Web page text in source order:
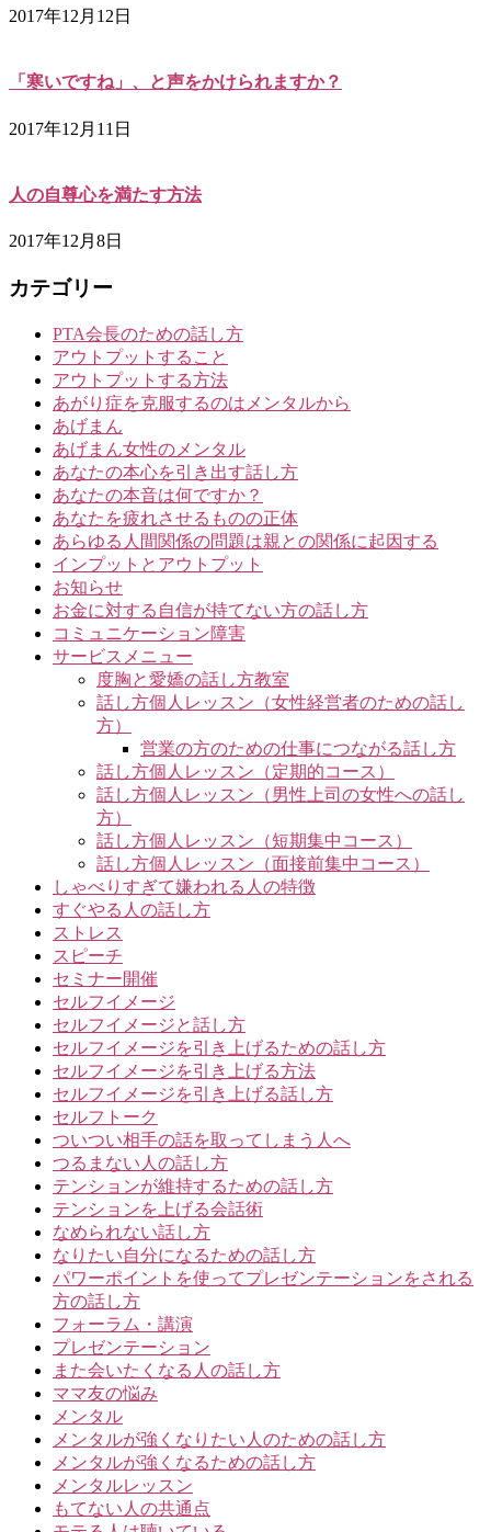
2017年12月12日
「寒いですね」、と声をかけられますか？
2017年12月11日
人の自尊心を満たす方法
2017年12月8日
カテゴリー
PTA会長のための話し方
アウトプットすること
アウトプットする方法
あがり症を克服するのはメンタルから
あげまん
あげまん女性のメンタル
あなたの本心を引き出す話し方
あなたの本音は何ですか？
あなたを疲れさせるものの正体
あらゆる人間関係の問題は親との関係に起因する
インプットとアウトプット
お知らせ
お金に対する自信が持てない方の話し方
コミュニケーション障害
サービスメニュー
度胸と愛嬌の話し方教室
話し方個人レッスン（女性経営者のための話し
方）
営業の方のための仕事につながる話し方
話し方個人レッスン（定期的コース）
話し方個人レッスン（男性上司の女性への話し
方）
話し方個人レッスン（短期集中コース）
話し方個人レッスン（面接前集中コース）
しゃべりすぎて嫌われる人の特徴
すぐやる人の話し方
ストレス
スピーチ
セミナー開催
セルフイメージ
セルフイメージと話し方
セルフイメージを引き上げるための話し方
セルフイメージを引き上げる方法
セルフイメージを引き上げる話し方
セルフトーク
ついつい相手の話を取ってしまう人へ
つるまない人の話し方
テンションが維持するための話し方
テンションを上げる会話術
なめられない話し方
なりたい自分になるための話し方
パワーポイントを使ってプレゼンテーションをされる
方の話し方
フォーラム・講演
プレゼンテーション
また会いたくなる人の話し方
ママ友の悩み
メンタル
メンタルが強くなりたい人のための話し方
メンタルが強くなるための話し方
メンタルレッスン
もてない人の共通点